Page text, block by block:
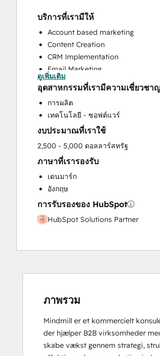
บริการที่เรามีให้
Account based marketing
Content Creation
CRM Implementation
Email Marketing
Paid Advertising
Sales and Marketing Alignment
Sales Coaching and Training
Sales Enablement
ดูเพิ่มเติม
อุตสาหกรรมที่เรามีความเชี่ยวชา
การผลิต
เทคโนโลยี - ซอฟต์แวร์
งบประมาณที่เราใช้
2,500 - 5,000 ดอลลาร์สหรัฐ
ภาษาที่เรารองรับ
เดนมาร์ก
อังกฤษ
การรับรองของ HubSpot
HubSpot Solutions Partner
ภาพรวม
Mindmill er et kommercielt
der hjælper B2B virksomheder
skabe vækst gennem strategi,